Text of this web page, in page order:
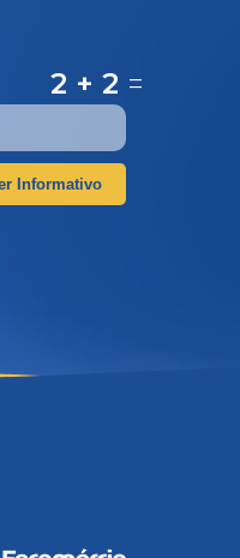
2 + 2 =
Informativo